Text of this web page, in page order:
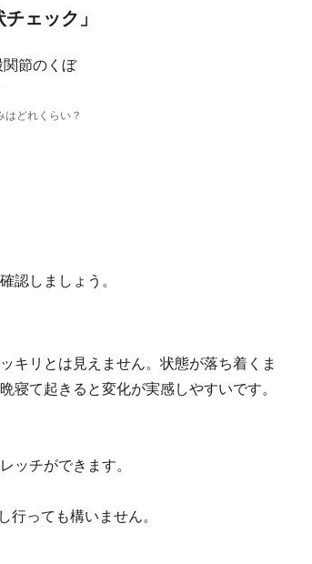
ェック」
はどれくらい？
認しましょう。
キリとは見えません。状態が落ち着くま
寝て起きると変化が実感しやすいです。
ッチができます。
行っても構いません。